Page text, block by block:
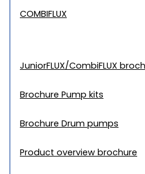
COMBIFLUX
JuniorFLUX/CombiFLUX
Brochure Pump kits
Brochure Drum pumps
Product overview brochure